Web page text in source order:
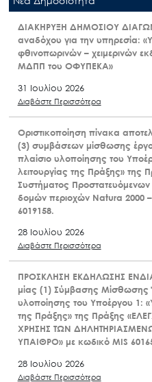
ΔΙΑΚΗΡΥΞΗ ΔΗΜΟΣΙΟΥ
αναδόχου για την υπηρεσία:
φθινοπωρινών – χειμερινών
ΜΔΠΠ του ΟΦΥΠΕΚΑ»
31 Ιουλίου 2026
Διαβάστε Περισσότερα
Οριστικοποίηση πίνακα
(3) συμβάσεων μίσθωσης
πλαίσιο υλοποίησης του
λειτουργίας της Πράξης»
Συστήματος Προστατευόμενων
δομών περιοχών Natura 2000
6019158.
28 Ιουλίου 2026
Διαβάστε Περισσότερα
ΠΡΟΣΚΛΗΣΗ ΕΚΔΗΛΩΣΗΣ
μίας (1) Σύμβασης Μίσθωσης
υλοποίησης του Υποέργου 1:
της Πράξης» της Πράξης
ΧΡΗΣΗΣ ΤΩΝ
ΥΠΑΙΘΡΟ» με κωδικό MIS
28 Ιουλίου 2026
Διαβάστε Περισσότερα